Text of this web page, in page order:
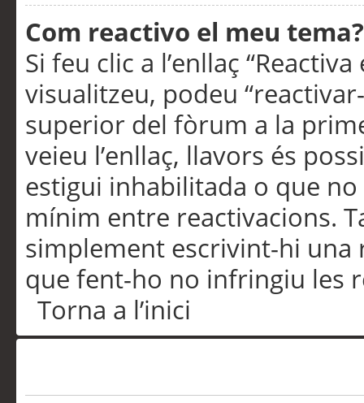
Com reactivo el meu tema?
Si feu clic a l’enllaç
visualitzeu, podeu
superior del fòrum a la
veieu l’enllaç, llavors és
estigui inhabilitada o que
mínim entre reactivacions.
simplement escrivint-hi una
que fent-ho no infringiu les
Torna a l’inici